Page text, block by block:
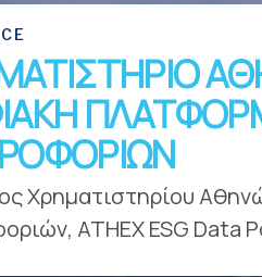
Χρηματιστηρίου
ATHEX ESG Data